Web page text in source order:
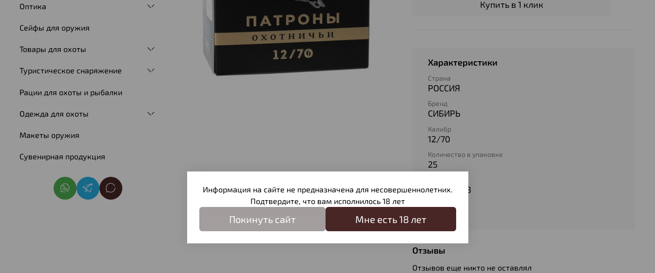
Купить в 1 клик
Характеристики
Страна
РОССИЯ
Бренд
СИБИРЬ
Калибр
12/70
Количество в упаковке
25
Дробь № 3
Отзывы
Отзывов еще никто не оставлял
Оптика
Сейфы для оружия
Товары для охоты
Туристическое снаряжение
Рации для охоты и рыбалки
Одежда для охоты
Макеты оружия
Сувенирная продукция
Информация на сайте не предназначена для несовершеннолетних.
Подтвердите, что вам исполнилось 18 лет
Покинуть сайт Мне есть 18 лет